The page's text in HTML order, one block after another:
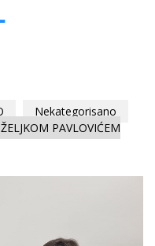
Nekategorisano
PAVLOVIĆEM